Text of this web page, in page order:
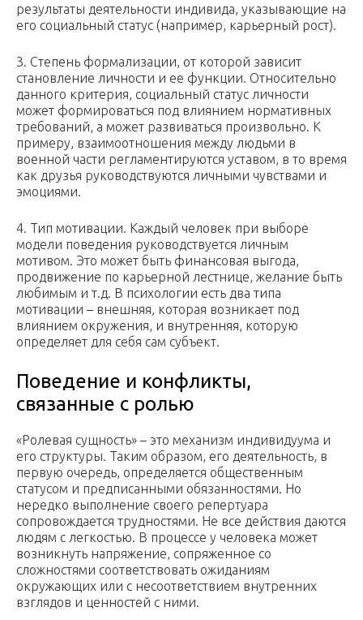
результаты деятельности индивида, указывающие на
его социальный статус (например, карьерный рост).
3. Степень формализации, от которой зависит
становление личности и ее функции. Относительно
данного критерия, социальный статус личности
может формироваться под влиянием нормативных
требований, а может развиваться произвольно. К
примеру, взаимоотношения между людьми в
военной части регламентируются уставом, в то время
как друзья руководствуются личными чувствами и
эмоциями.
4. Тип мотивации. Каждый человек при выборе
модели поведения руководствуется личным
мотивом. Это может быть финансовая выгода,
продвижение по карьерной лестнице, желание быть
любимым и т.д. В психологии есть два типа
мотивации – внешняя, которая возникает под
влиянием окружения, и внутренняя, которую
определяет для себя сам субъект.
Поведение и конфликты,
связанные с ролью
«Ролевая сущность» – это механизм индивидуума и
его структуры. Таким образом, его деятельность, в
первую очередь, определяется общественным
статусом и предписанными обязанностями. Но
нередко выполнение своего репертуара
сопровождается трудностями. Не все действия даются
людям с легкостью. В процессе у человека может
возникнуть напряжение, сопряженное со
сложностями соответствовать ожиданиям
окружающих или с несоответствием внутренних
взглядов и ценностей с ними.